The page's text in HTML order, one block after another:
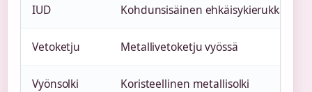
IUD Kohdunsisäinen ehkäisykierukka
Vetoketju Metallivetoketju vyössä
Vyönsolki Koristeellinen metallisolki